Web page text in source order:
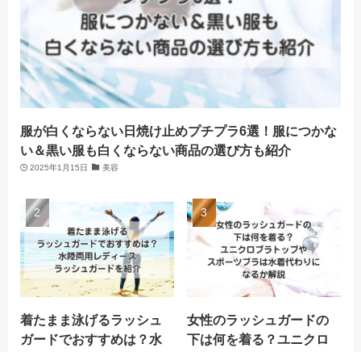
服が白くならない日焼け止めプチプラ6選！服につかな
い＆黒い服も白くならない商品の選び方も紹介
2025年1月15日 美容
着たまま泳げるラッシュ
ガードでおすすめは？水
女性のラッシュガードの
下は何を着る？ユニクロ